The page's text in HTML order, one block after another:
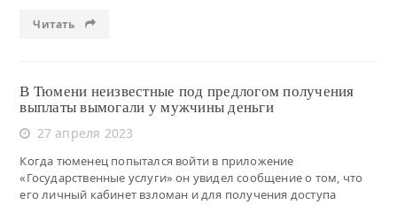
Читать
В Тюмени неизвестные под предлогом получения
выплаты вымогали у мужчины деньги
27 апреля 2023
Когда тюменец попытался войти в приложение
«Государственные услуги» он увидел сообщение о том, что
его личный кабинет взломан и для получения доступа